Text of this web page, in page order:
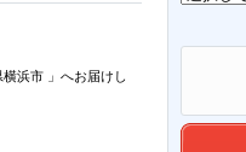
横浜市 」 へお届けし